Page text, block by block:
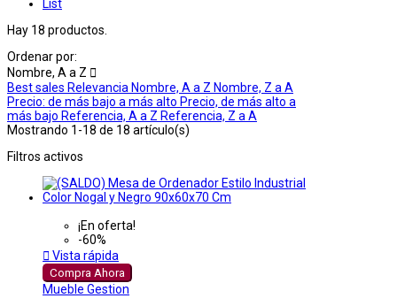
List
Hay 18 productos.
Ordenar por:
Nombre, A a Z 
Best sales Relevancia Nombre, A a Z Nombre, Z a A
Precio: de más bajo a más alto Precio, de más alto a
más bajo Referencia, A a Z Referencia, Z a A
Mostrando 1-18 de 18 artículo(s)
Filtros activos
¡En oferta!
-60%
 Vista rápida
Compra Ahora
Mueble Gestion